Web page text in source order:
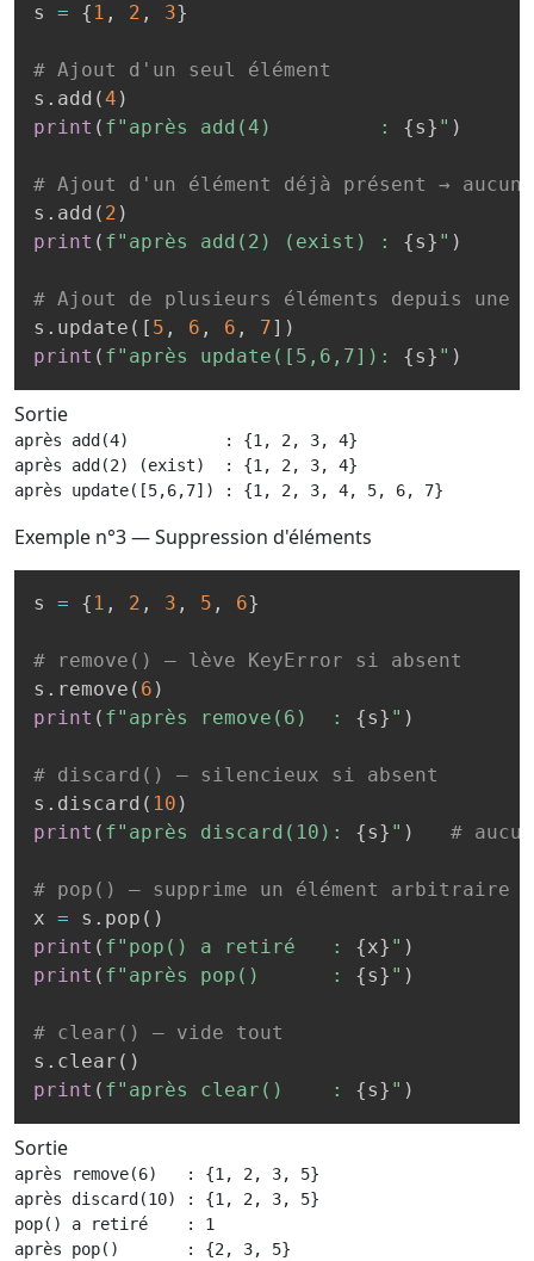
s = { 1 , 2 , 3}
# Ajout d'un seul élément
s . add (4 )
print ( f"après add(4)         : {s} " )
# Ajout d'un élément déjà présent → aucun
s . add ( 2 )
print ( f"après add(2) (exist) : {s} " )
# Ajout de plusieurs éléments depuis une
s . update ( [ 5 , 6 , 6 , 7] )
print ( f"après update([5,6,7]): {s} " )
Sortie
après add(4)          : {1, 2, 3, 4}
après add(2) (exist)  : {1, 2, 3, 4}
après update([5,6,7]) : {1, 2, 3, 4, 5, 6, 7}
Exemple n°3 — Suppression d'éléments
s = { 1 , 2 , 3 , 5 , 6}
# remove() — lève KeyError si absent
s . remove ( 6 )
print ( f"après remove(6)  : {s} " )
# discard() — silencieux si absent
s . discard ( 10 )
print ( f"après discard(10): {s} " ) #
# pop() — supprime un élément arbitraire
x = s . pop ( )
print ( f"pop() a retiré   : {x} " )
print ( f"après pop()      : {s} " )
# clear() — vide tout
s . clear ( )
print ( f"après clear()    : {s} " )
Sortie
après remove(6)   : {1, 2, 3, 5}
après discard(10) : {1, 2, 3, 5}
pop() a retiré    : 1
après pop()       : {2, 3, 5}